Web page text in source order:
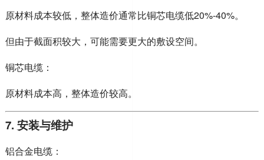
原材料成本较低，整体造价通常比铜芯电缆低20%-40%。
但由于截面积较大，可能需要更大的敷设空间。
铜芯电缆：
原材料成本高，整体造价较高。
7. 安装与维护
铝合金电缆：